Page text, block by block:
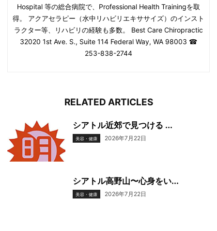
Hospital 等の総合病院で、Professional Health Trainingを取
得。 アクアセラピー（水中リハビリエキササイズ）のインスト
ラクター等、リハビリの経験も多数。 Best Care Chiropractic
32020 1st Ave. S., Suite 114 Federal Way, WA 98003 ☎
253-838-2744
RELATED ARTICLES
シアトル近郊で見つける ...
美容・健康 2026年7月22日
シアトル高野山〜心身をい...
美容・健康 2026年7月22日